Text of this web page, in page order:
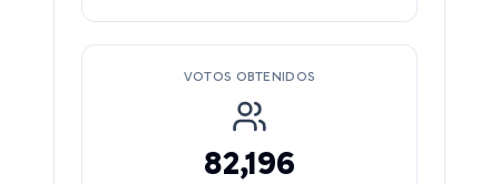
VOTOS OBTENIDOS
82,196